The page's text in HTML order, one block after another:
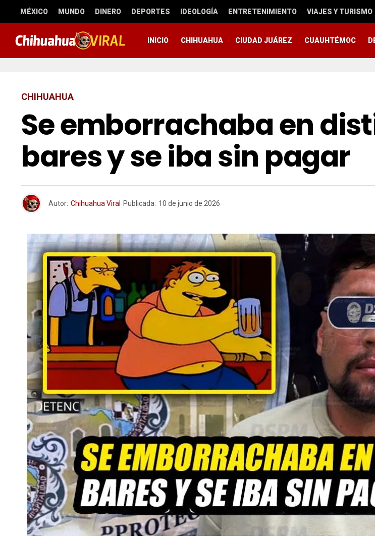
MÉXICO MUNDO DINERO DEPORTES IDEOLOGÍA ENTRETENIMIENTO VIAJES Y TURISMO
INICIO CHIHUAHUA CIUDAD JUÁREZ CUAUHTÉMOC
CHIHUAHUA
Se emborrachaba en
bares y se iba sin pagar
Autor: Chihuahua Viral Publicada: 10 de junio de 2026